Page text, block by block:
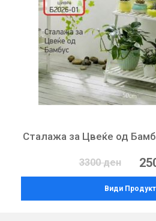
Сталажа за Цвеќе од
3300 ден
Види Продукт